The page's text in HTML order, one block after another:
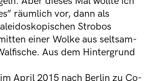
räumlich vor, dann als
Strobos
einer Wolke aus seltsam-
Aus dem Hintergrund
April 2015 nach Berlin zu Co-